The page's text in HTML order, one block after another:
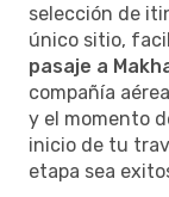
selección de
único sitio,
pasaje a
compañía
y el momento
inicio de tu
etapa sea